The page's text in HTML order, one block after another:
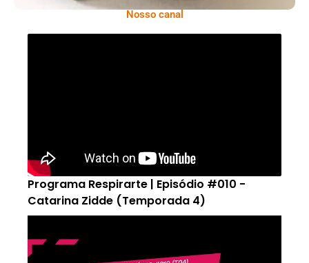
Nosso canal
Programa Respirarte | Episódio #010 -
Catarina Zidde (Temporada 4)